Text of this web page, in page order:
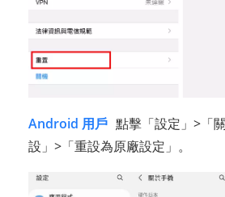
Android 用戶 點擊「設定」>「
設」>「重設為原廠設定」。